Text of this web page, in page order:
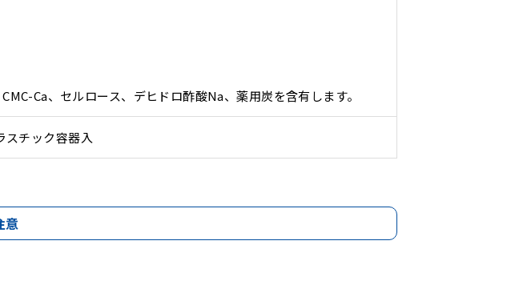
Ca、セルロース、デヒドロ酢酸Na、薬用炭を含有します。
チック容器入
意